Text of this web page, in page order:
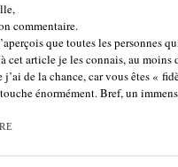
commentaire.
que toutes les personnes
cet article je les connais, au moins
j’ai de la chance, car vous êtes «
énormément. Bref, un